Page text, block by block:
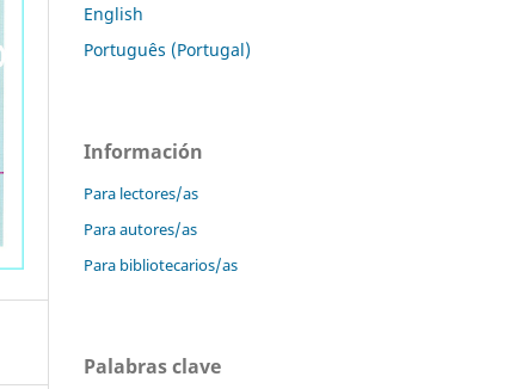
English
Português (Portugal)
Información
Para lectores/as
Para autores/as
Para bibliotecarios/as
Palabras clave